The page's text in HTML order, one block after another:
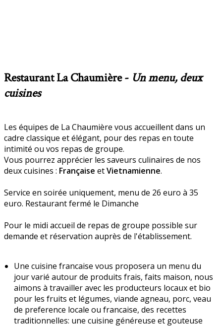
Restaurant La Chaumière - Un menu, deux
cuisines
Les équipes de La Chaumière vous accueillent dans un
cadre classique et élégant, pour des repas en toute
intimité ou vos repas de groupe.
Vous pourrez apprécier les saveurs culinaires de nos
deux cuisines : Française etVietnamienne.
Service en soirée uniquement, menu de 26 euro à 35
euro. Restaurant fermé le Dimanche
Pour le midi accueil de repas de groupe possible sur
demande et réservation auprès de l'établissement.
Une cuisine francaise vous proposera un menu du
jour varié autour de produits frais, faits maison, nous
aimons à travailler avec les producteurs locaux et bio
pour les fruits et légumes, viande agneau, porc, veau
de preference locale ou francaise, des recettes
traditionnelles: une cuisine généreuse et gouteuse